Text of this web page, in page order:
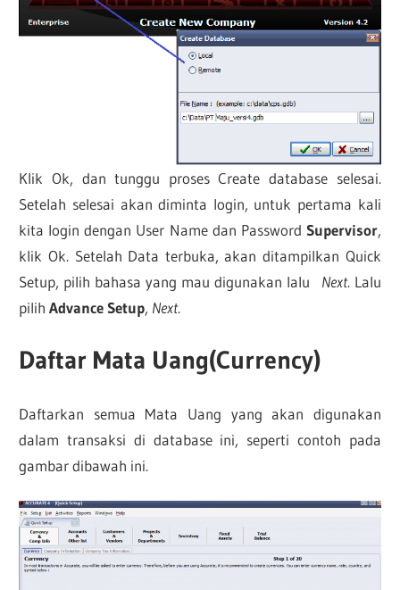
Klik Ok, dan tunggu proses Create database selesai.
Setelah selesai akan diminta login, untuk pertama kali
kita login dengan User Name dan Password Supervisor,
klik Ok. Setelah Data terbuka, akan ditampilkan Quick
Setup, pilih bahasa yang mau digunakan lalu Next. Lalu
pilihAdvance Setup, Next.
Daftar Mata Uang(Currency)
Daftarkan semua Mata Uang yang akan digunakan
dalam transaksi di database ini, seperti contoh pada
gambar dibawah ini.